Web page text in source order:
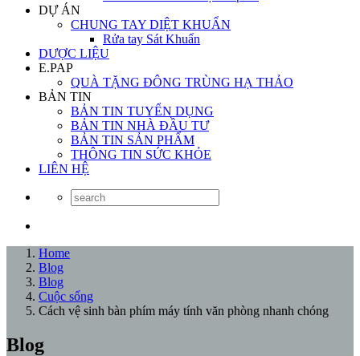
DỰ ÁN
CHUNG TAY DIỆT KHUẨN
Rửa tay Sát Khuẩn
DƯỢC LIỆU
E.PAP
QUÀ TẶNG ĐÔNG TRÙNG HẠ THẢO
BẢN TIN
BẢN TIN TUYỂN DỤNG
BẢN TIN NHÀ ĐẦU TƯ
BẢN TIN SẢN PHẨM
THÔNG TIN SỨC KHỎE
LIÊN HỆ
Home
Blog
Blog
Cuộc sống
Cách vệ sinh bàn phím máy tính văn phòng nhanh chóng
Blog